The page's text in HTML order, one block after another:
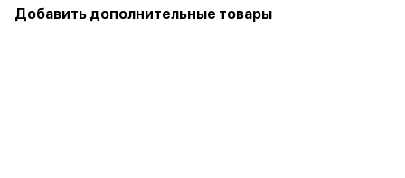
Добавить дополнительные товары